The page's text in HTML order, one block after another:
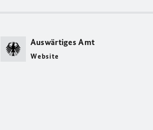
Auswärtiges Amt
Website